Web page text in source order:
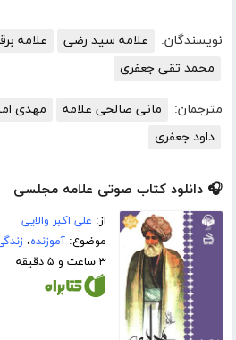
نویسندگان: علامه سید رضی علامه
محمد تقی جعفری
مترجمان: مانی صالحی علامه مهدی
داود جعفری
🎧 دانلود کتاب صوتی علامه مجلسی
از: علی اکبر والایی
موضوع:آموزنده،
۳ ساعت و ۵ دقیقه